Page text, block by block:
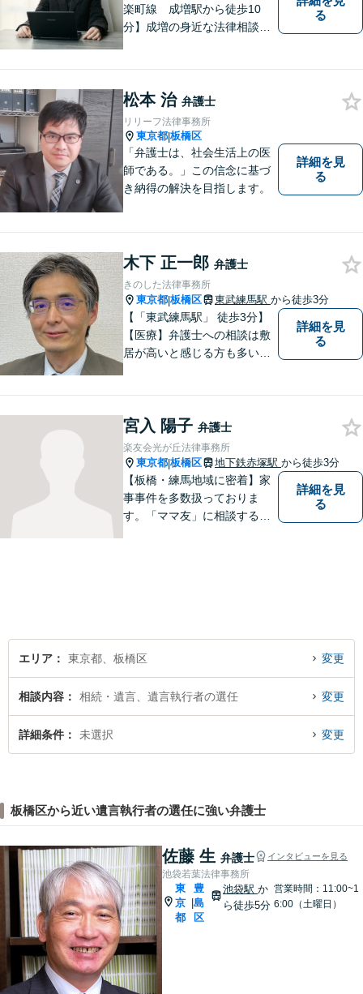
楽町線 成増駅から徒歩10
分】成増の身近な法律相談所
る
松本 治 弁護士
リリーフ法律事務所
東京都|板橋区
「弁護士は、社会生活上の医
師である。」この信念に基づ
き納得の解決を目指します。
詳細を見
る
木下 正一郎 弁護士
きのした法律事務所
東京都|板橋区 東武練馬駅 から徒歩3分
【「東武練馬駅」 徒歩3分】
【医療】弁護士への相談は敷
居が高いと感じる方も多いか
目指すサービスを提供してい
ます。 何か困ったことがあれ
ば、まずはお気軽にご相談く
ださい。
詳細を見
る
宮入 陽子 弁護士
楽友会光が丘法律事務所
東京都|板橋区 地下鉄赤塚駅 から徒歩3分
【板橋・練馬地域に密着】家
事事件を多数扱っておりま
す。「ママ友」に相談するよ
詳細を見
る
エリア 東京都、板橋区 変更
相談内容 相続・遺言、遺言執行者の選任 変更
詳細条件 未選択 変更
板橋区から近い遺言執行者の選任に強い弁護士
佐藤 生 弁護士 インタビューを見る
池袋若葉法律事務所
東
京
都
豊
島
区
池袋駅 か
ら徒歩5分
営業時間：11:00~1
6:00（土曜日）